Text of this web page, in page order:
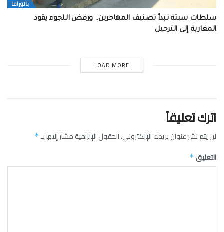
بانوراما
سلطات سبتة تبدأ تصنيف المهاجرين.. ورفض اللجوء يقود
المغاربة إلى الترحيل
LOAD MORE
اترك تعليقاً
لن يتم نشر عنوان بريدك الإلكتروني.الحقول الإلزامية مشار إليها بـ*
التعليق *